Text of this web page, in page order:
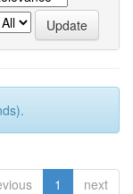
1 next